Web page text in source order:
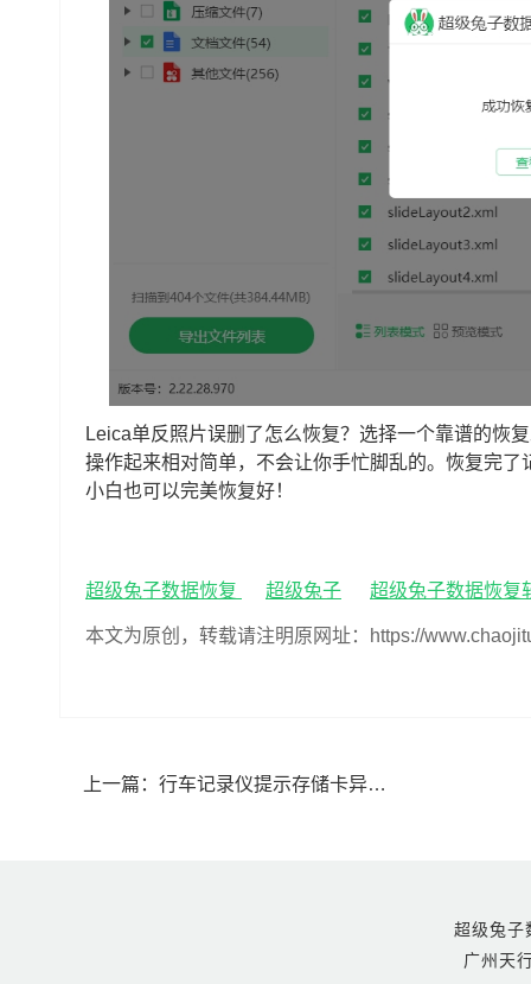
Leica单反照片误删了怎么恢复？选择一个靠谱的恢
操作起来相对简单，不会让你手忙脚乱的。恢复完
小白也可以完美恢复好！
超级兔子数据恢复 超级兔子 超级兔子数据恢复
本文为原创，转载请注明原网址：https://
上一篇： 行车记录仪提示存储卡异常怎么办(行车记录仪提示存储卡异常如何恢复)
超级兔
广州天